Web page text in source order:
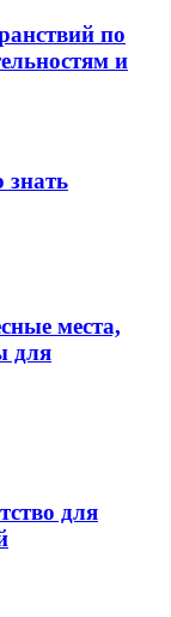
по
и
знать
места,
для
для